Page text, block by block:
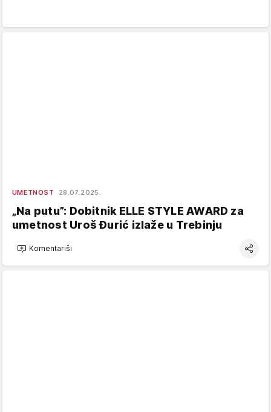
UMETNOST 28.07.2025.
„Na putu”: Dobitnik ELLE STYLE AWARD za
umetnost Uroš Đurić izlaže u Trebinju
Komentariši